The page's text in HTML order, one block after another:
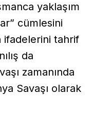
yaklaşım
cümlesini
ifadelerini tahrif
da
zamanında
Savaşı olarak